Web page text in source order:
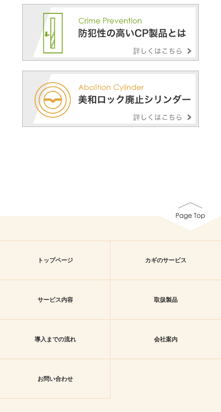
トップページ カギのサービス
サービス内容 取扱製品
導入までの流れ 会社案内
お問い合わせ